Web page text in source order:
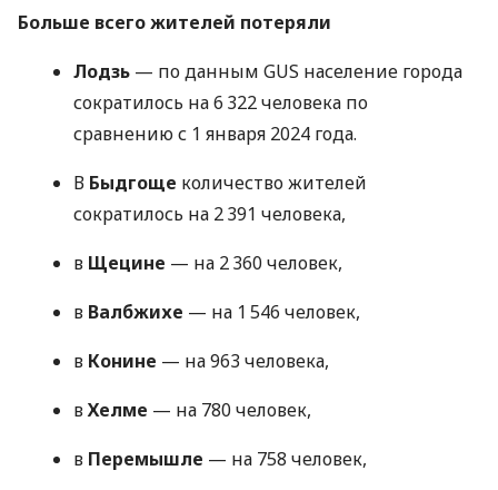
Больше всего жителей потеряли
Лодзь — по данным GUS население города
сократилось на 6 322 человека по
сравнению с 1 января 2024 года.
В Быдгоще количество жителей
сократилось на 2 391 человека,
в Щецине — на 2 360 человек,
в Валбжихе — на 1 546 человек,
в Конине — на 963 человека,
вХелме — на 780 человек,
в Перемышле — на 758 человек,